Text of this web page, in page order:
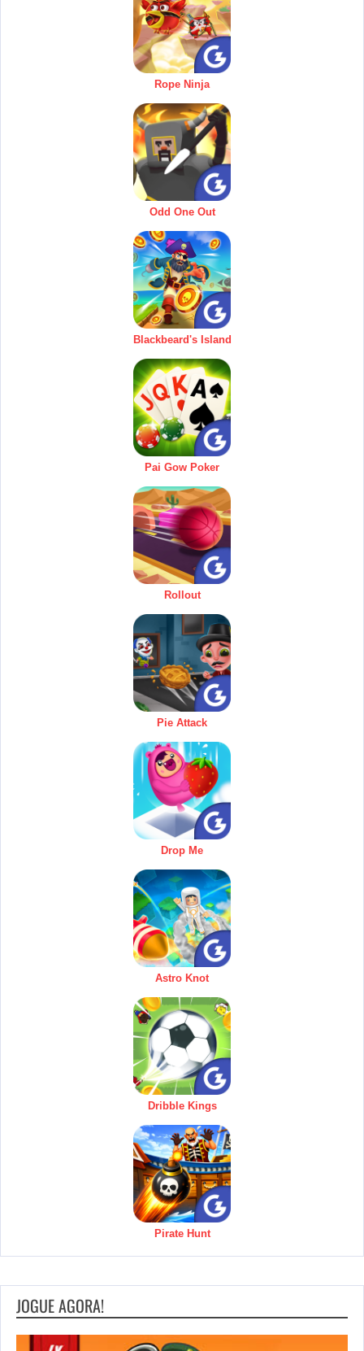
Rope Ninja
Odd One Out
Blackbeard's Island
Pai Gow Poker
Rollout
Pie Attack
Drop Me
Astro Knot
Dribble Kings
Pirate Hunt
JOGUE AGORA!